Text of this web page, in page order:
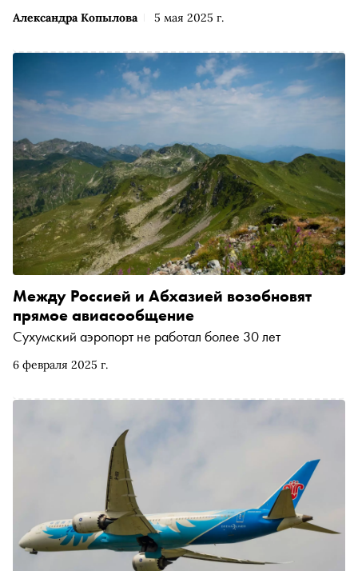
Александра Копылова 5 мая 2025 г.
6 февраля 2025 г.
Между Россией и Абхазией возобновят
прямое авиасообщение
Сухумский аэропорт не работал более 30 лет